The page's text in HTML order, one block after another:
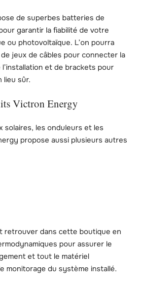
de superbes batteries de
garantir la fiabilité de votre
ou photovoltaïque. L’on pourra
jeux de câbles pour connecter la
et de brackets pour
lieu sûr.
Victron Energy
solaires, les onduleurs et les
propose aussi plusieurs autres
retrouver dans cette boutique en
pour assurer le
et tout le matériel
monitorage du système installé.